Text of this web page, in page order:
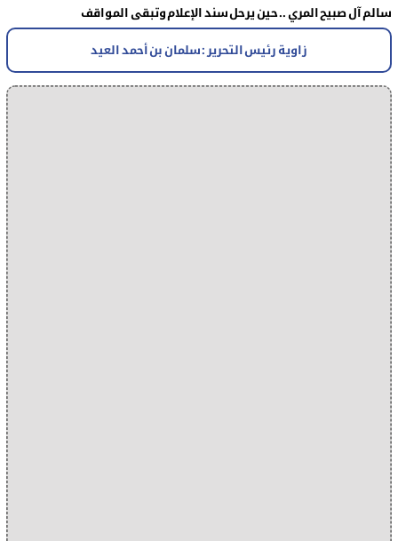
سالم آل صبيح المري .. حين يرحل سند الإعلام وتبقى المواقف
زاوية رئيس التحرير : سلمان بن أحمد العيد